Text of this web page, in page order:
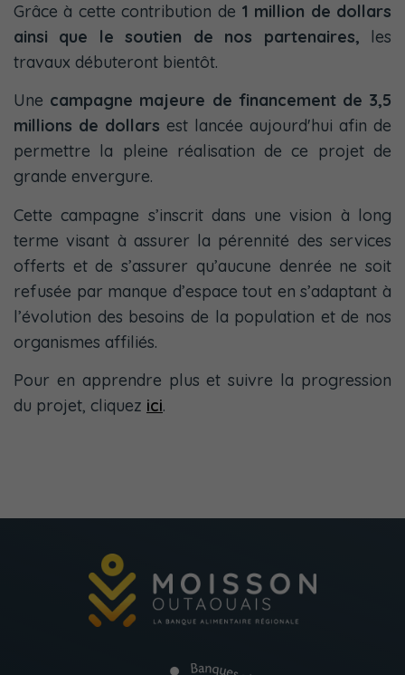
Grâce à cette contribution de 1 million de dollars
ainsi que le soutien de nos partenaires, les
travaux débuteront bientôt.
Une campagne majeure de financement de 3,5
millions de dollars est lancée aujourd'hui afin de
permettre la pleine réalisation de ce projet de
grande envergure.
Cette campagne s’inscrit dans une vision à long
terme visant à assurer la pérennité des services
offerts et de s’assurer qu’aucune denrée ne soit
refusée par manque d’espace tout en s’adaptant à
l’évolution des besoins de la population et de nos
organismes affiliés.
Pour en apprendre plus et suivre la progression
du projet, cliquez ici.